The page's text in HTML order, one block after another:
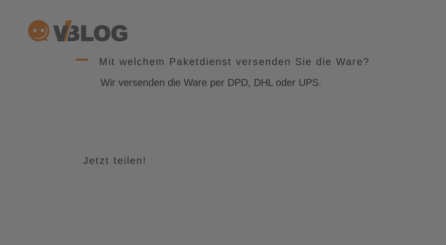
springen
A
Mit welchem Paketdienst versenden Sie die Ware?
Wir versenden die Ware per DPD, DHL oder UPS.
Jetzt teilen!